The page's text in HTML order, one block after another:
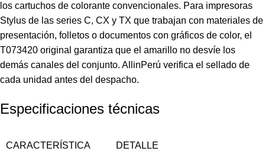
los cartuchos de colorante convencionales. Para impresoras
Stylus de las series C, CX y TX que trabajan con materiales de
presentación, folletos o documentos con gráficos de color, el
T073420 original garantiza que el amarillo no desvíe los
demás canales del conjunto. AllinPerú verifica el sellado de
cada unidad antes del despacho.
Especificaciones técnicas
CARACTERÍSTICA DETALLE